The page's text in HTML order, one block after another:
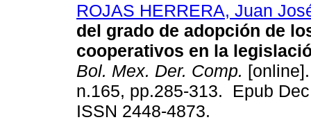
ROJAS HERRERA, Juan
del grado de adopción de
cooperativos en la
Bol. Mex. Der. Comp.
n.165, pp.285-313. Epub
ISSN 2448-4873.